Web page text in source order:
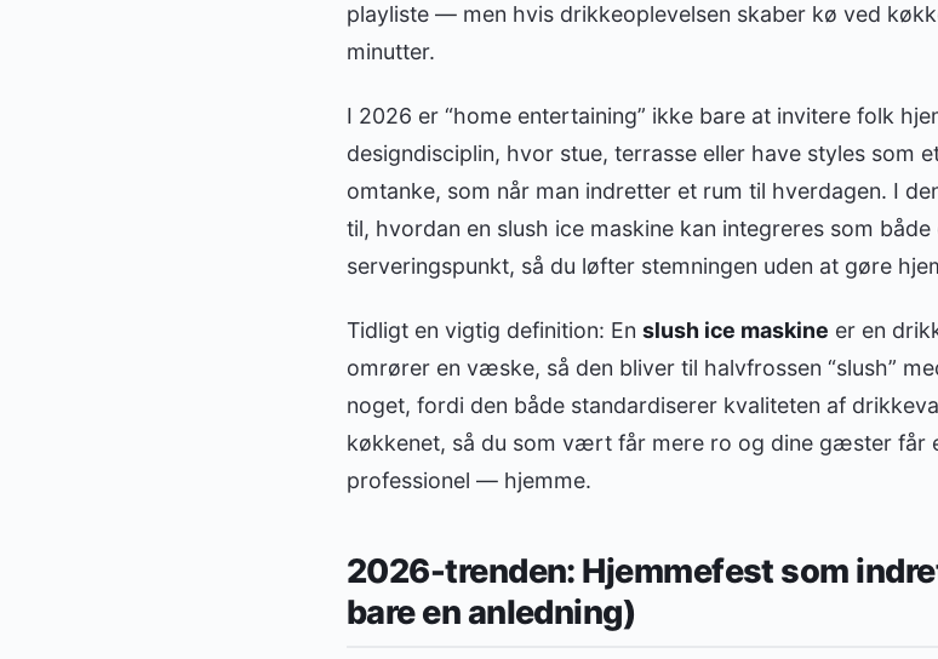
playliste — men hvis drikkeoplevelsen skaber kø ved
minutter.
I 2026 er “home entertaining” ikke bare at invitere folk
designdisciplin, hvor stue, terrasse eller have styles som
omtanke, som når man indretter et rum til hverdagen. I
til, hvordan en slush ice maskine kan integreres som
serveringspunkt, så du løfter stemningen uden at gøre
Tidligt en vigtig definition: En slush ice maskine er en
omrører en væske, så den bliver til halvfrossen “slush”
noget, fordi den både standardiserer kvaliteten af
køkkenet, så du som vært får mere ro og dine gæster får
professionel — hjemme.
2026-trenden: Hjemmefest som
bare en anledning)